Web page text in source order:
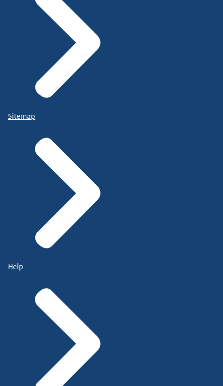
Sitemap
Help